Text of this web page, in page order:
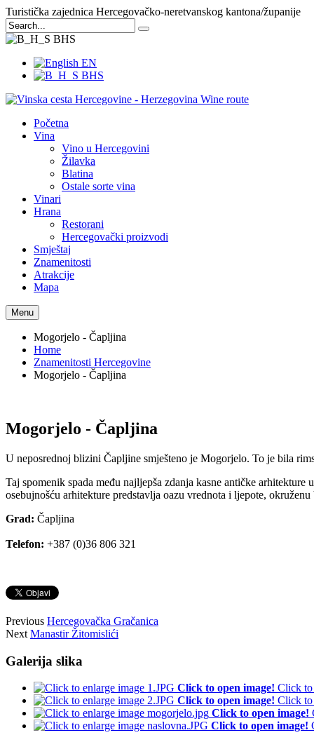
Turistička zajednica Hercegovačko-neretvanskog kantona/županije
BHS
EN
BHS
Početna
Vina
Vino u Hercegovini
Žilavka
Blatina
Ostale sorte vina
Vinari
Hrana
Restorani
Hercegovački proizvodi
Smještaj
Znamenitosti
Atrakcije
Mapa
Menu
Mogorjelo - Čapljina
Home
Znamenitosti Hercegovine
Mogorjelo - Čapljina
Mogorjelo - Čapljina
U neposrednoj blizini Čapljine smješteno je Mogorjelo. To je bila
Taj spomenik spada među najljepša zdanja kasne antičke
osebujnošću arhitekture predstavlja oazu vrednota i ljepote,
Grad: Čapljina
Telefon: +387 (0)36 806 321
Previous Hercegovačka Gračanica
Next Manastir Žitomislići
Galerija slika
Click to open image! Click to
Click to open image! Click to
Click to open image!
Click to open image!